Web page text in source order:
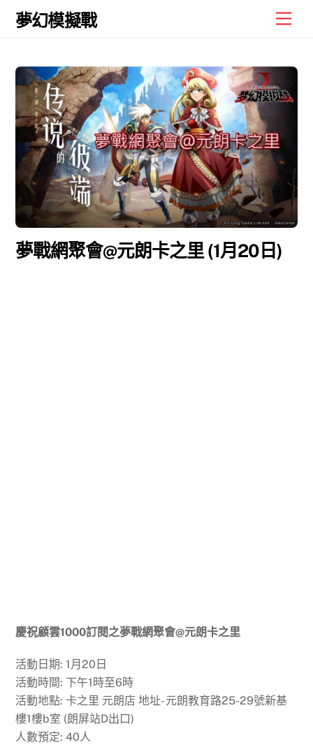
Skip
夢幻模擬戰
夢戰網聚會@元朗卡之里 (1月20日)
慶祝顧雲1000訂閱之夢戰網聚會@元朗卡之里
活動日期: 1月20日
活動時間: 下午1時至6時
活動地點: 卡之里 元朗店 地址- 元朗教育路25-29號新基
樓1樓b室 (朗屏站D出口)
人數預定: 40人